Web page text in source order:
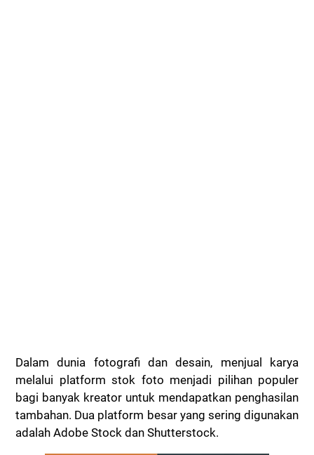
Dalam dunia fotografi dan desain, menjual karya
melalui platform stok foto menjadi pilihan populer
bagi banyak kreator untuk mendapatkan penghasilan
tambahan. Dua platform besar yang sering digunakan
adalah Adobe Stock dan Shutterstock.